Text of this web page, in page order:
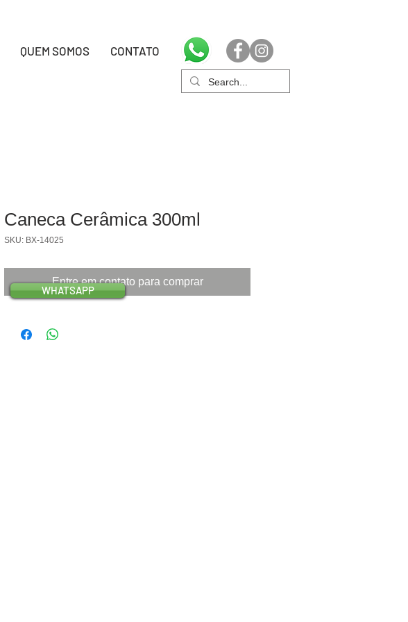
QUEM SOMOS CONTATO
Caneca Cerâmica 300ml
SKU: BX-14025
Entre em contato para comprar
WHATSAPP